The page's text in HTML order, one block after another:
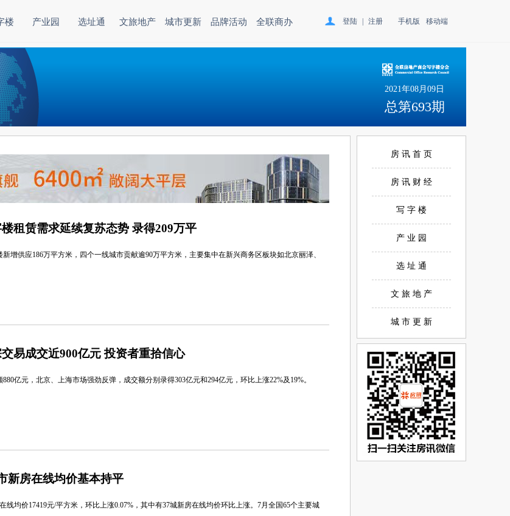
楼 产业园 选址通 文旅地产 城市更新 品牌活动 全联商办 登陆 注册 手机版 移动端
2021年08月09日
总第693期
租赁需求延续复苏态势 录得209万平
增供应186万平方米，四个一线城市贡献逾90万平方米，主要集中在新兴商务区板块如北京丽泽、
易成交近900亿元 投资者重拾信心
亿元，北京、上海市场强劲反弹，成交额分别录得303亿元和294亿元，环比上涨22%及19%。
新房在线均价基本持平
线均价17419元/平方米，环比上涨0.07%，其中有37城新房在线均价环比上涨。7月全国65个主要城
房 讯 首 页
房 讯 财 经
写 字 楼
产 业 园
选 址 通
文 旅 地 产
城 市 更 新